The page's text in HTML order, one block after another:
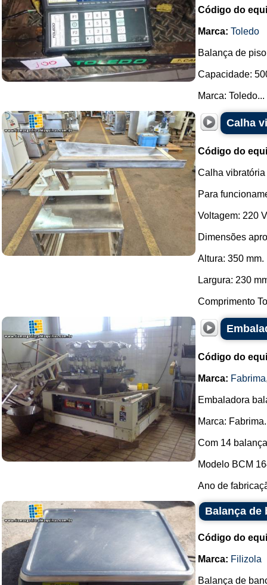
Código do
Marca: Toledo
Balança de
Capacidade:
Marca: Toledo...
Calha
Código do
Calha
Para
Voltagem: 220
Dimensões
Altura: 350 mm.
Largura: 230
Comprimento
Código do
Marca: Fabrima
Embaladora
Marca: Fabrima.
Com 14
Modelo BCM
Ano de
Balança de
Código do
Marca: Filizola
Balança de